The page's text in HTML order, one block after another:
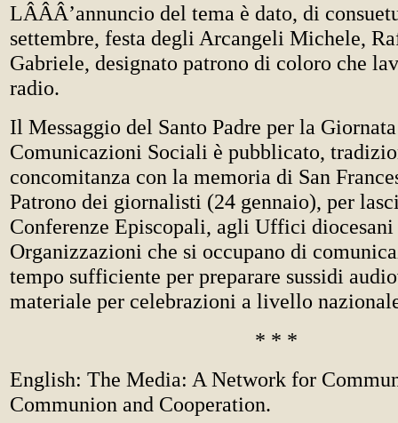
LÂÂÂ’annuncio del tema è dato, di
settembre, festa degli Arcangeli Michele,
Gabriele, designato patrono di coloro che
radio.
Il Messaggio del Santo Padre per la
Comunicazioni Sociali è pubblicato,
concomitanza con la memoria di San
Patrono dei giornalisti (24 gennaio), per
Conferenze Episcopali, agli Uffici diocesani
Organizzazioni che si occupano di
tempo sufficiente per preparare sussidi
materiale per celebrazioni a livello
* * *
English: The Media: A Network for
Communion and Cooperation.